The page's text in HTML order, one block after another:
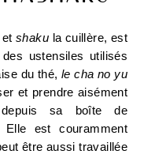
etshakula cuillère, est
ustensiles utilisés
du thé, le cha no yu
et prendre aisément
sa boîte de
Elle est couramment
être aussi travaillée